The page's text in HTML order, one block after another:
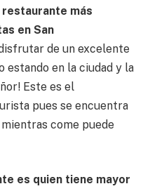
más
en San
de un excelente
estando en la ciudad y la
Este es el
pues se encuentra
come puede
es quien tiene mayor